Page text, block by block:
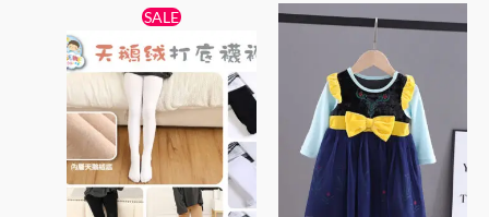
SALE
價
格：
$38。
目
前
價
格：
$25。
產
品
有
多
種
款
式。
種
式。